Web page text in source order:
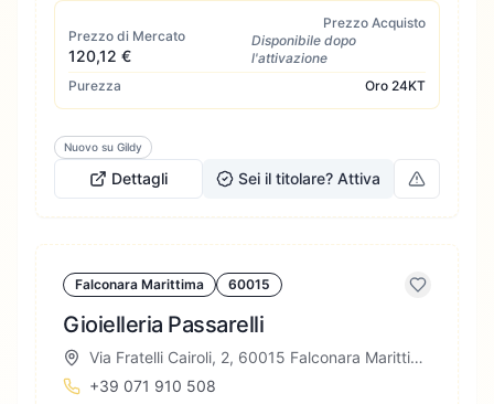
Prezzo di Mercato
120,12 €
Prezzo Acquisto
Disponibile dopo
l'attivazione
Purezza
Oro 24KT
Nuovo su Gildy
Dettagli Sei il titolare? Attiva
Falconara Marittima 60015
Gioielleria Passarelli
Via Fratelli Cairoli, 2, 60015 Falconara Marittima AN, Italia
+39 071 910 508